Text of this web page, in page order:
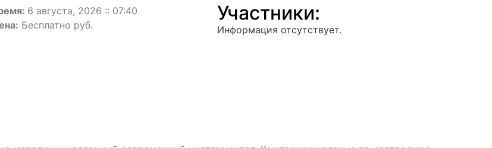
6 августа, 2026 :: 07:40
Бесплатно руб.
Участники:
Информация отсутствует.